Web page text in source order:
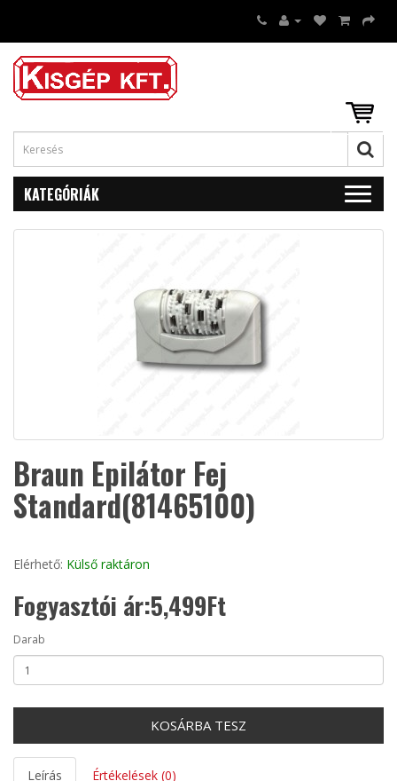
KATEGÓRIÁK
Braun Epilátor Fej
Standard(81465100)
Elérhető: Külső raktáron
Fogyasztói ár:5,499Ft
Darab
KOSÁRBA TESZ
Leírás Értékelések (0)